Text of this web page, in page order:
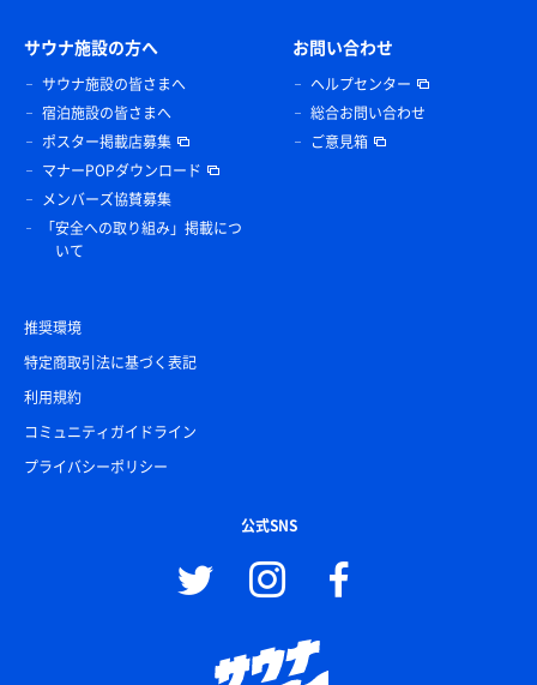
サウナ施設の方へ
サウナ施設の皆さまへ
宿泊施設の皆さまへ
ポスター掲載店募集
マナーPOPダウンロード
メンバーズ協賛募集
「安全への取り組み」掲載につ
いて
お問い合わせ
ヘルプセンター
総合お問い合わせ
ご意見箱
推奨環境
特定商取引法に基づく表記
利用規約
コミュニティガイドライン
プライバシーポリシー
公式SNS